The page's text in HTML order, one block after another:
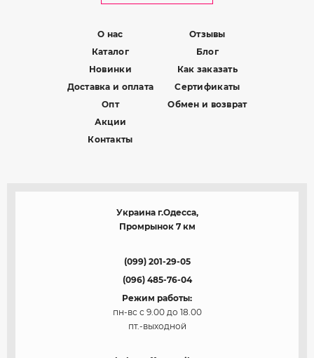
О нас
Каталог
Новинки
Доставка и оплата
Опт
Акции
Контакты
Отзывы
Блог
Как заказать
Сертификаты
Обмен и возврат
Украина г.Одесса,
Промрынок 7 км
(099) 201-29-05
(096) 485-76-04
Режим работы:
пн-вс с 9.00 до 18.00
пт.-выходной